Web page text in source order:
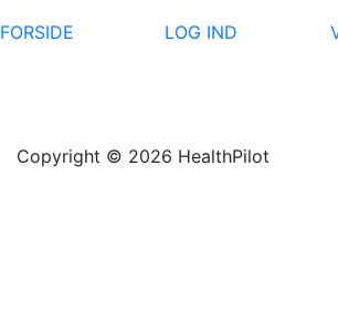
FORSIDE
LOG IND
Copyright © 2026 HealthPilot